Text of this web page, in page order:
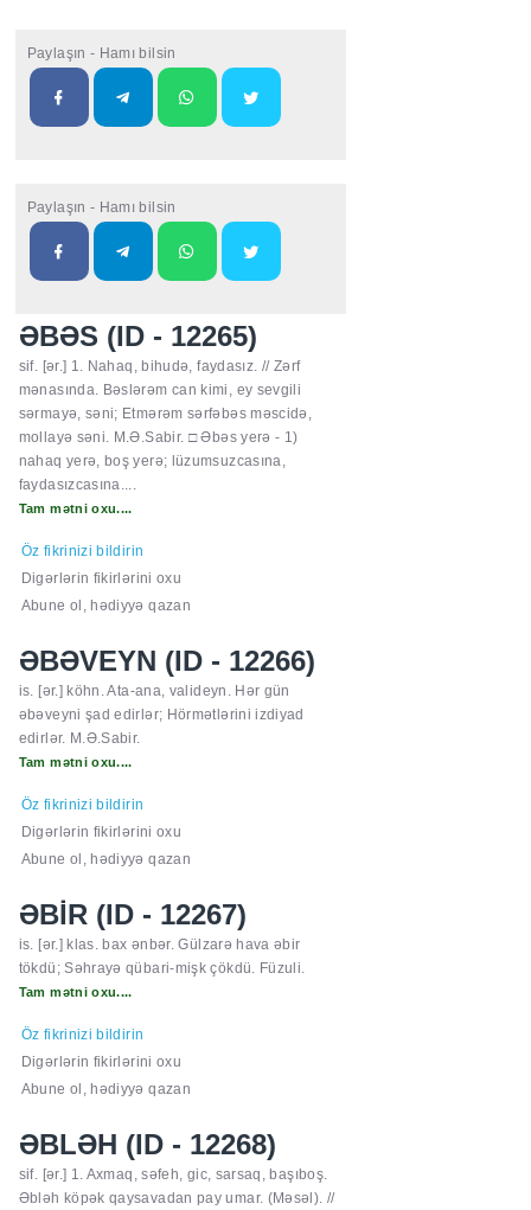
Paylaşın - Hamı bilsin
Paylaşın - Hamı bilsin
ƏBƏS (ID - 12265)
sif. [ər.] 1. Nahaq, bihudə, faydasız. // Zərf
mənasında. Bəslərəm can kimi, ey sevgili
sərmayə, səni; Etmərəm sərfəbəs məscidə,
mollayə səni. M.Ə.Sabir. □ Əbəs yerə - 1)
nahaq yerə, boş yerə; lüzumsuzcasına,
faydasızcasına....
Tam mətni oxu....
Öz fikrinizi bildirin
Digərlərin fikirlərini oxu
Abune ol, hədiyyə qazan
ƏBƏVEYN (ID - 12266)
is. [ər.] köhn. Ata-ana, valideyn. Hər gün
əbəveyni şad edirlər; Hörmətlərini izdiyad
edirlər. M.Ə.Sabir.
Tam mətni oxu....
Öz fikrinizi bildirin
Digərlərin fikirlərini oxu
Abune ol, hədiyyə qazan
ƏBİR (ID - 12267)
is. [ər.] klas. bax ənbər. Gülzarə hava əbir
tökdü; Səhrayə qübari-mişk çökdü. Füzuli.
Tam mətni oxu....
Öz fikrinizi bildirin
Digərlərin fikirlərini oxu
Abune ol, hədiyyə qazan
ƏBLƏH (ID - 12268)
sif. [ər.] 1. Axmaq, səfeh, gic, sarsaq, başıboş.
Əbləh köpək qaysavadan pay umar. (Məsəl). //